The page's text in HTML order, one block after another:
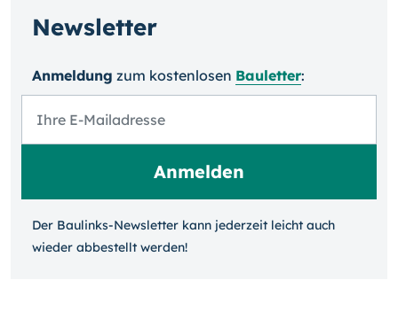
Newsletter
Anmeldung zum kosten­losen Bauletter:
Der Baulinks-Newsletter kann jeder­zeit leicht auch
wieder ab­bestellt werden!